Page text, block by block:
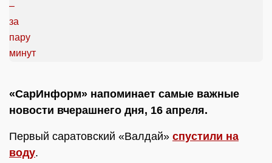
«СарИнформ» напоминает самые важные
новости вчерашнего дня, 16 апреля.
Первый саратовский «Валдай» спустили на
воду.